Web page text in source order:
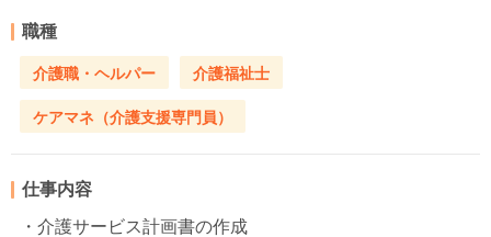
職種
介護職・ヘルパー 介護福祉士
ケアマネ（介護支援専門員）
仕事内容
・介護サービス計画書の作成